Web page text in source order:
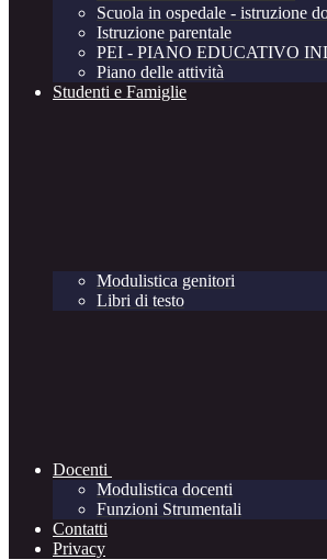
Scuola in ospedale - istruzione
Istruzione parentale
PEI - PIANO EDUCATIVO
Piano delle attività
Studenti e Famiglie
Modulistica genitori
Libri di testo
Docenti
Modulistica docenti
Funzioni Strumentali
Contatti
Privacy